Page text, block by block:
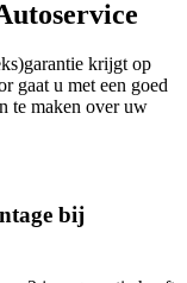
krijgt op
gaat u met een goed
te maken over uw
bij